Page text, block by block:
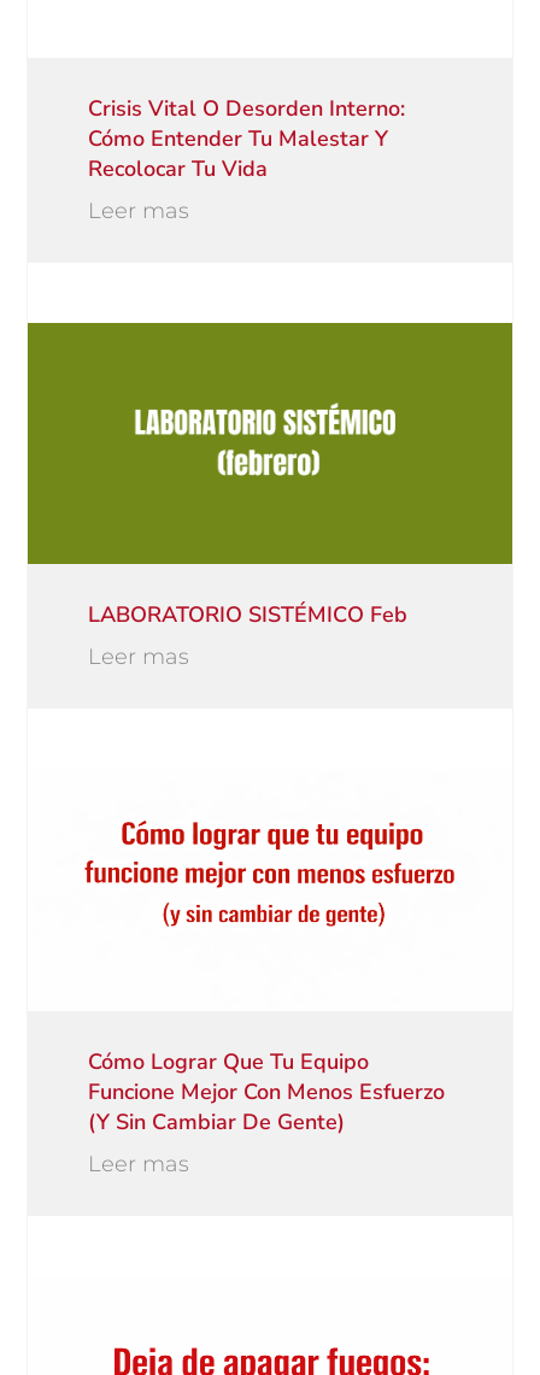
Crisis Vital O Desorden Interno:
Cómo Entender Tu Malestar Y
Recolocar Tu Vida
Leer mas
LABORATORIO SISTÉMICO Feb
Leer mas
Cómo Lograr Que Tu Equipo
Funcione Mejor Con Menos Esfuerzo
(y Sin Cambiar De Gente)
Leer mas